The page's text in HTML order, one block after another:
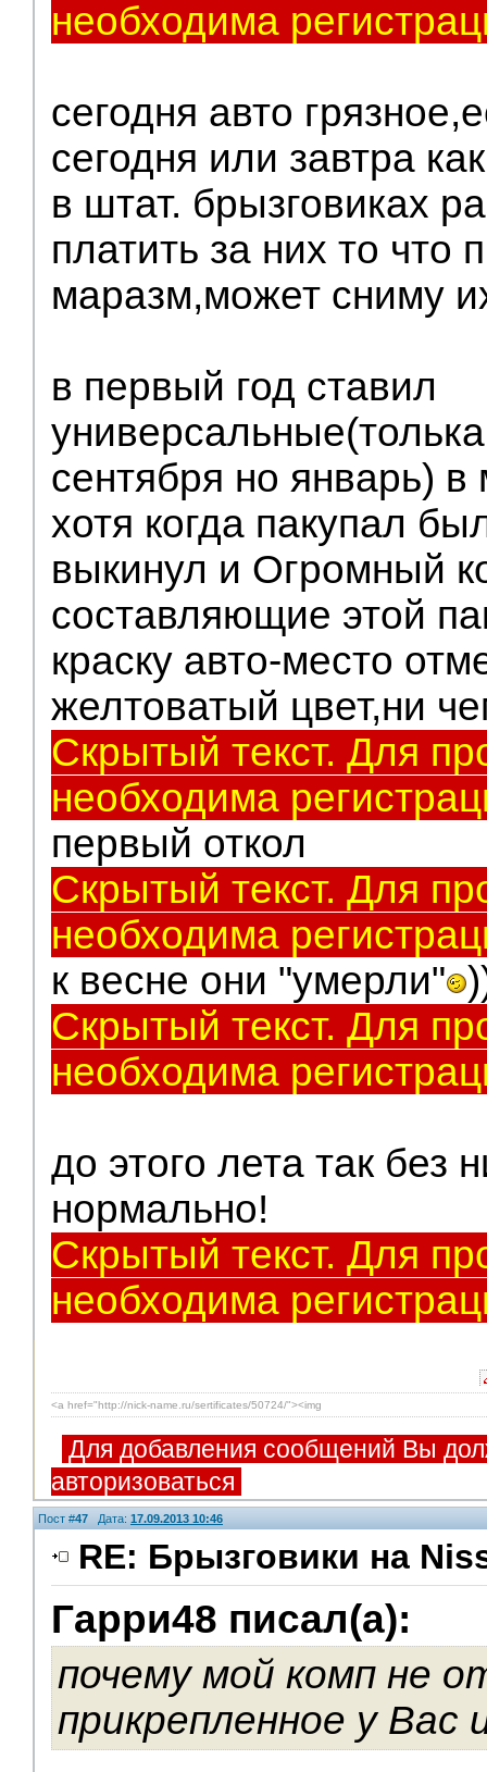
необходима
сегодня авто
сегодня или завтра
в штат. брызговиках
платить за них то что
маразм,может сниму
в первый год ставил
сентября но январь)
хотя когда пакупал
выкинул и Огромный
составляющие этой
краску авто-место
желтоватый цвет,ни
Скрытый текст. Для
необходима
первый откол
Скрытый текст. Для
необходима
к весне они "умерли"
Скрытый текст. Для
необходима
до этого лета так без
нормально!
Скрытый текст. Для
необходима
<a href="http://nick-name.ru/sertificates/50724/"><img
Для добавления сообщений Вы
авторизоваться
Пост #47 Дата: 17.09.2013 10:46
RE: Брызговики на
Гарри48 писал(а):
почему мой комп не
прикрепленное у Вас